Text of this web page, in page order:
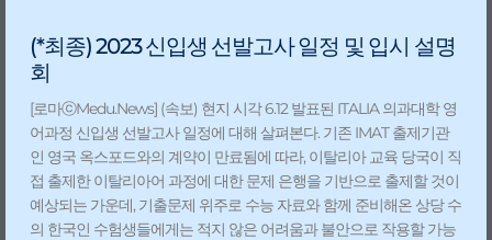
(*최종) 2023 신입생 선발고사 일정 및 입시 설명
회
[로마ⓒMedu.News] (속보) 현지 시각 6.12 발표된 ITALIA 의과대학 영
어과정 신입생 선발고사 일정에 대해 살펴본다. 기존 IMAT 출제기관
인 영국 옥스포드와의 계약이 만료됨에 따라, 이탈리아 교육 당국이 직
접 출제한 이탈리아어 과정에 대한 문제 은행을 기반으로 출제할 것이
예상되는 가운데, 기출문제 위주로 수능 자료와 함께 준비해온 상당 수
의 한국인 수험생들에게는 적지 않은 어려움과 불안으로 작용할 가능